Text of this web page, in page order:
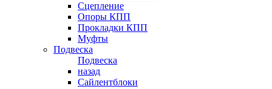
Сцепление
Опоры КПП
Прокладки КПП
Муфты
Подвеска
Подвеска
назад
Сайлентблоки